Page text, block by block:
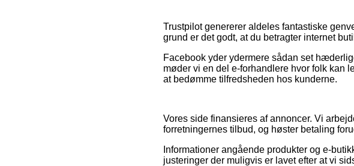
Trustpilot genererer aldeles fantastiske
grund er det godt, at du betragter internet
Facebook yder ydermere sådan set
møder vi en del e-forhandlere hvor folk kan
at bedømme tilfredsheden hos kunderne.
Vores side finansieres af annoncer. Vi
forretningernes tilbud, og høster betaling
Informationer angående produkter og e-
justeringer der muligvis er lavet efter at vi